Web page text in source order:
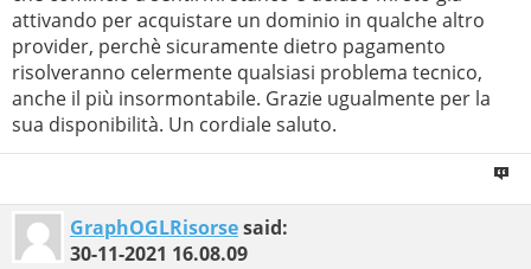
attivando per acquistare un dominio in qualche altro
provider, perchè sicuramente dietro pagamento
risolveranno celermente qualsiasi problema tecnico,
anche il più insormontabile. Grazie ugualmente per la
sua disponibilità. Un cordiale saluto.
GraphOGLRisorsesaid:
30-11-2021 16.08.09